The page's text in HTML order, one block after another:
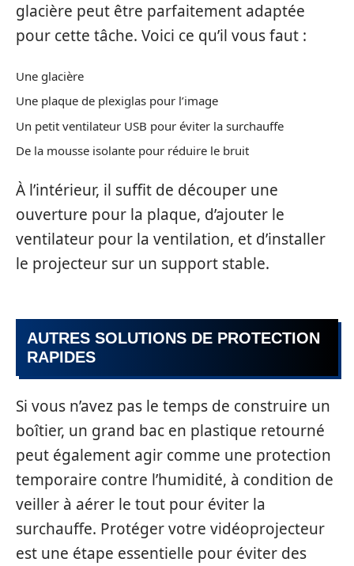
glacière peut être parfaitement adaptée
pour cette tâche. Voici ce qu’il vous faut :
Une glacière
Une plaque de plexiglas pour l’image
Un petit ventilateur USB pour éviter la surchauffe
De la mousse isolante pour réduire le bruit
À l’intérieur, il suffit de découper une
ouverture pour la plaque, d’ajouter le
ventilateur pour la ventilation, et d’installer
le projecteur sur un support stable.
AUTRES SOLUTIONS DE PROTECTION
RAPIDES
Si vous n’avez pas le temps de construire un
boîtier, un grand bac en plastique retourné
peut également agir comme une protection
temporaire contre l’humidité, à condition de
veiller à aérer le tout pour éviter la
surchauffe. Protéger votre vidéoprojecteur
est une étape essentielle pour éviter des